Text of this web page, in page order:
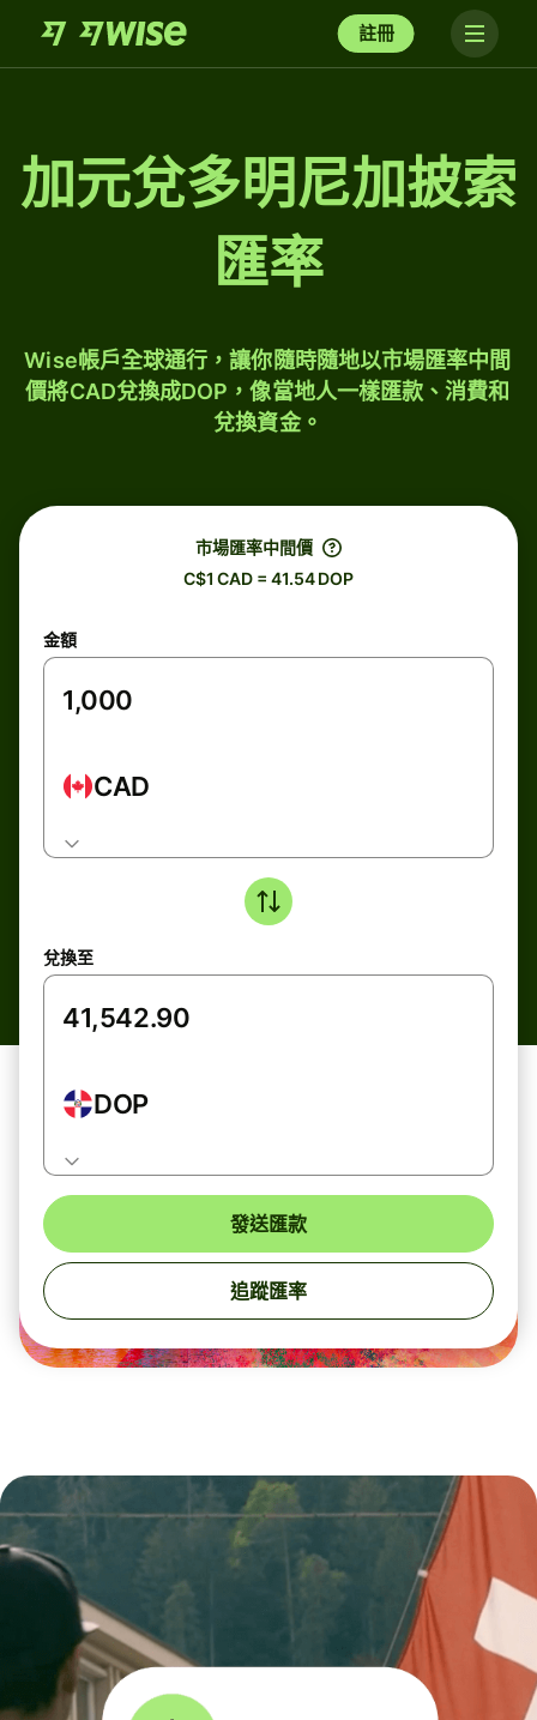
註冊
加元兌多明尼加披索
匯率
Wise帳戶全球通行，讓你隨時隨地以市場匯率中間
價將CAD兌換成DOP，像當地人一樣匯款、消費和
兌換資金。
市場匯率中間價
C$1 CAD = 41.54 DOP
金額
CAD
兌換至
DOP
發送匯款
追蹤匯率